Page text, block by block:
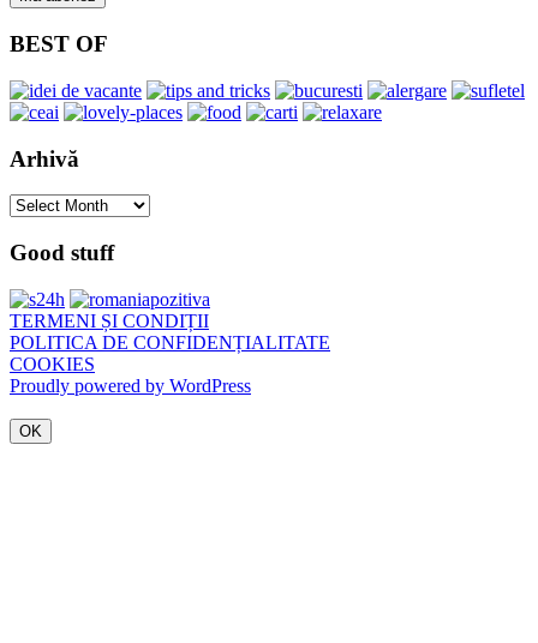
BEST OF
Arhivă
Arhivă
Good stuff
TERMENI ȘI CONDIȚII
POLITICA DE CONFIDENȚIALITATE
COOKIES
Proudly powered by WordPress
OK